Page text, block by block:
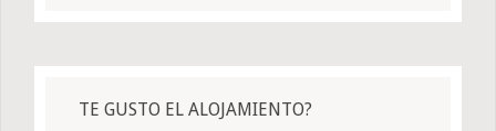
TE GUSTO EL ALOJAMIENTO?